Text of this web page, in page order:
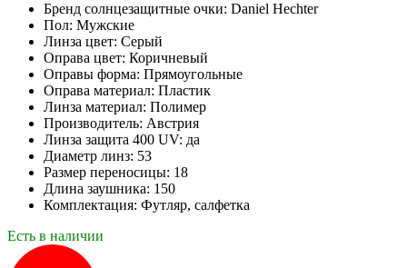
Бренд солнцезащитные очки: Daniel Hechter
Пол: Мужcкие
Линза цвет: Серый
Оправа цвет: Коричневый
Оправы форма: Прямоугольные
Оправа материал: Пластик
Линза материал: Полимер
Производитель: Австрия
Линза защита 400 UV: да
Диаметр линз: 53
Размер переносицы: 18
Длина заушника: 150
Комплектация: Футляр, салфетка
Есть в наличии